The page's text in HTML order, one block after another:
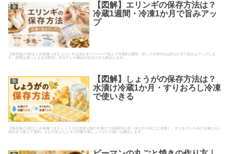
食
【図解】エリンギの保存方法は？
冷蔵1週間・冷凍1か月で旨みアッ
プ
【保存版の1枚まとめ画像つき】エリンギは洗わずペーパーで包んで冷蔵約1週間、切って冷凍すれば約1か月で旨みもアップしま
す。調理は凍ったままが鉄則。天日干しや傷みの見分け方も解説します。
食
【図解】しょうがの保存方法は？
水漬け冷蔵1か月・すりおろし冷凍
で使いきる
【保存版の1枚まとめ画像つき】しょうがは清潔な瓶の水漬けで冷蔵約1か月（水は2〜3日ごと交換）。すりおろし小分け冷凍なら1
回分ずつ使えて便利。カビが生えたときの判断や新しょうがとの違いも解説します。